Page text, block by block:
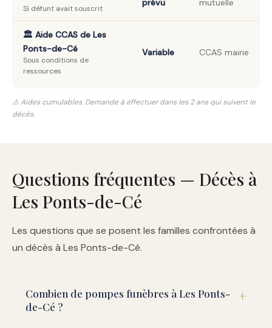
Si défunt avait souscrit
prévu mutuelle
🏛️ Aide CCAS de Les
Ponts-de-Cé
Sous conditions de
ressources
Variable CCAS mairie
⚠️ Aides cumulables. Demande à effectuer dans les 2 ans qui suivent le
décès.
Questions fréquentes — Décès à
Les Ponts-de-Cé
Les questions que se posent les familles confrontées à
un décès à Les Ponts-de-Cé.
Combien de pompes funèbres à Les Ponts-
de-Cé ?